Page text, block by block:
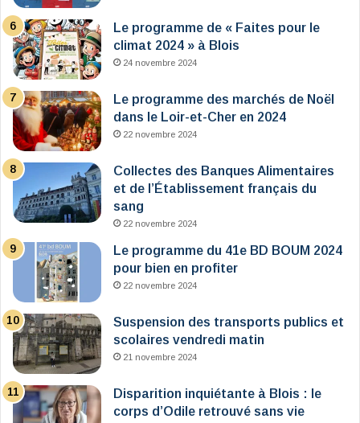
Le programme de « Faites pour le
climat 2024 » à Blois
24 novembre 2024
Le programme des marchés de Noël
dans le Loir-et-Cher en 2024
22 novembre 2024
Collectes des Banques Alimentaires
et de l’Établissement français du
sang
22 novembre 2024
Le programme du 41e BD BOUM 2024
pour bien en profiter
22 novembre 2024
Suspension des transports publics et
scolaires vendredi matin
21 novembre 2024
Disparition inquiétante à Blois : le
corps d’Odile retrouvé sans vie